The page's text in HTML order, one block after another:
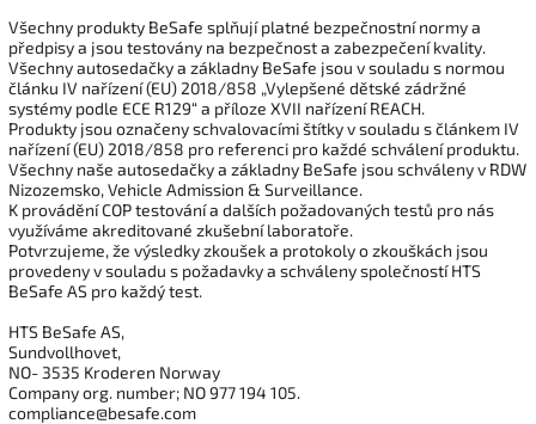
Všechny produkty BeSafe splňují platné bezpečnostní normy a
předpisy a jsou testovány na bezpečnost a zabezpečení kvality.
Všechny autosedačky a základny BeSafe jsou v souladu s normou
článku IV nařízení (EU) 2018/858 „Vylepšené dětské zádržné
systémy podle ECE R129“ a příloze XVII nařízení REACH.
Produkty jsou označeny schvalovacími štítky v souladu s článkem IV
nařízení (EU) 2018/858 pro referenci pro každé schválení produktu.
Všechny naše autosedačky a základny BeSafe jsou schváleny v RDW
Nizozemsko, Vehicle Admission & Surveillance.
K provádění COP testování a dalších požadovaných testů pro nás
využíváme akreditované zkušební laboratoře.
Potvrzujeme, že výsledky zkoušek a protokoly o zkouškách jsou
provedeny v souladu s požadavky a schváleny společností HTS
BeSafe AS pro každý test.
HTS BeSafe AS,
Sundvollhovet,
NO- 3535 Kroderen Norway
Company org. number; NO 977 194 105.
compliance@besafe.com